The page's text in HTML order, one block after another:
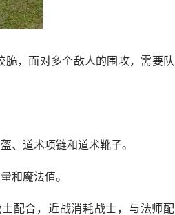
，面对多个敌人的围攻，需要队
、道术项链和道术靴子。
和魔法值。
配合，近战消耗战士，与法师配